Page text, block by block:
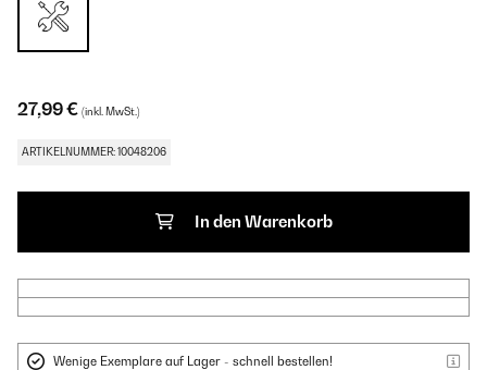
27,99 € (inkl. MwSt.)
ARTIKELNUMMER: 10048206
In den Warenkorb
Wenige Exemplare auf Lager - schnell bestellen!